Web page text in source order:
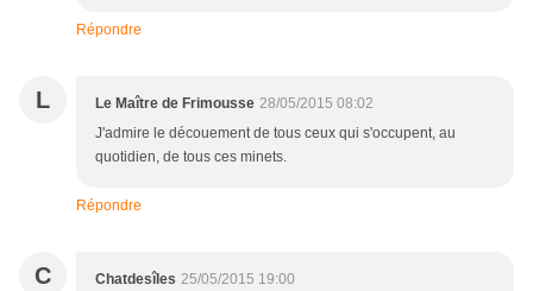
Répondre
L Le Maître de Frimousse 28/05/2015 08:02
J'admire le découement de tous ceux qui s'occupent, au
quotidien, de tous ces minets.
Répondre
C Chatdesîles 25/05/2015 19:00